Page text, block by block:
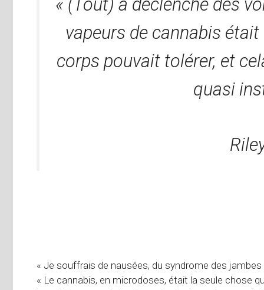
« (Tout) a déclenché des
vapeurs de cannabis
corps pouvait tolérer, et
quasi
« Je souffrais de nausées, du syndrome des
« Le cannabis, en microdoses, était la seule chose